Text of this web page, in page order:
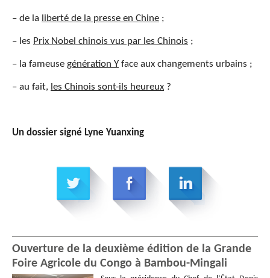
– de la liberté de la presse en Chine ;
– les Prix Nobel chinois vus par les Chinois ;
– la fameuse génération Y face aux changements urbains ;
– au fait, les Chinois sont-ils heureux ?
Un dossier signé Lyne Yuanxing
Ouverture de la deuxième édition de la Grande
Foire Agricole du Congo à Bambou-Mingali